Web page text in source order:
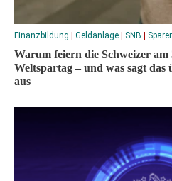
Finanzbildung | Geldanlage | SNB |
Warum feiern die Schweizer am
Weltspartag – und was sagt
aus